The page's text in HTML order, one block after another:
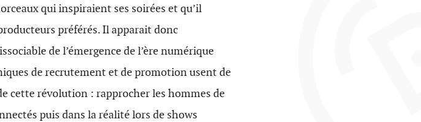
qui inspiraient ses soirées et qu’il
préférés. Il apparait donc
de l’émergence de l’ère numérique
de recrutement et de promotion usent de
cette révolution : rapprocher les hommes de
puis dans la réalité lors de shows